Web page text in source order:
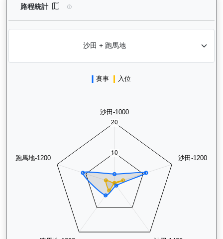
路程統計 鑽石寶寶（G063）— 路程統計分析：查看香港